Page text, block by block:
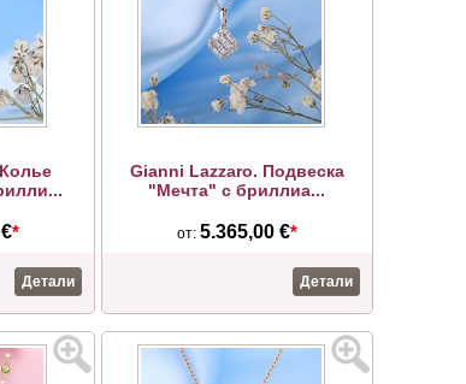
*
Детали
Gianni Lazzaro. Подвеска
"Мечта" с бриллиа...
от: 5.365,00 €*
Детали